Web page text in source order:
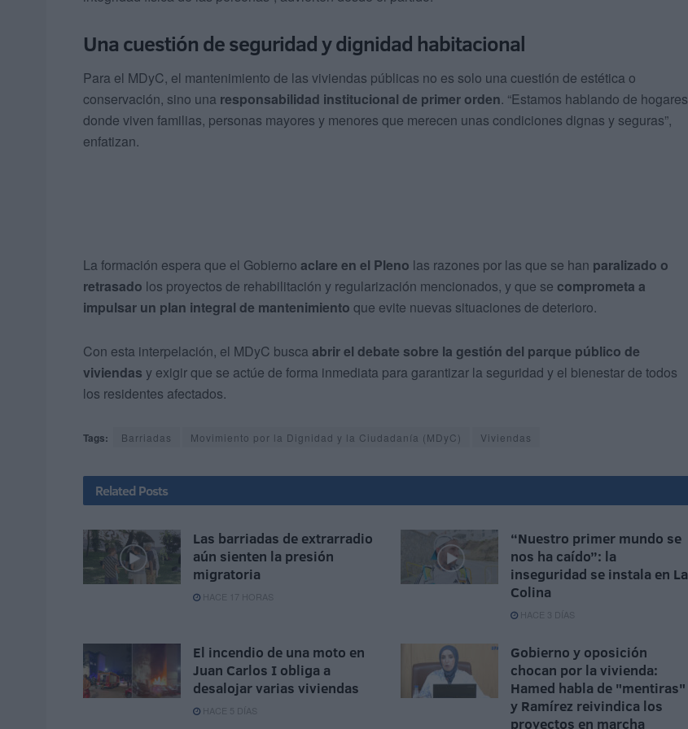
Una cuestión de seguridad y dignidad habitacional
Para el MDyC, el mantenimiento de las viviendas públicas no es solo una cuestión de estética o
conservación, sino una responsabilidad institucional de primer orden. “Estamos hablando de hogares
donde viven familias, personas mayores y menores que merecen unas condiciones dignas y seguras”,
enfatizan.
La formación espera que el Gobierno aclare en el Pleno las razones por las que se han paralizado o
retrasado los proyectos de rehabilitación y regularización mencionados, y que se comprometa a
impulsar un plan integral de mantenimiento que evite nuevas situaciones de deterioro.
Con esta interpelación, el MDyC busca abrir el debate sobre la gestión del parque público de
viviendas y exigir que se actúe de forma inmediata para garantizar la seguridad y el bienestar de todos
los residentes afectados.
Tags: Barriadas Movimiento por la Dignidad y la Ciudadanía (MDyC) Viviendas
Related Posts
Las barriadas de extrarradio
aún sienten la presión
migratoria
HACE 17 HORAS
“Nuestro primer mundo se
nos ha caído”: la
inseguridad se instala en La
Colina
HACE 3 DÍAS
El incendio de una moto en
Juan Carlos I obliga a
desalojar varias viviendas
HACE 5 DÍAS
Gobierno y oposición
chocan por la vivienda:
Hamed habla de "mentiras"
y Ramírez reivindica los
proyectos en marcha